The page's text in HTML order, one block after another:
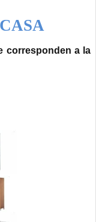
corresponden a la